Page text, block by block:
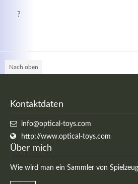
?
Nach oben
Kontaktdaten
info@optical-toys.com
http://www.optical-toys.com
Über mich
Wie wird man ein Sammler von